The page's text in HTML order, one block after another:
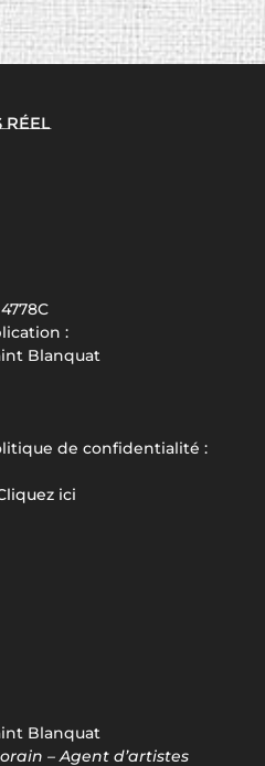
réel
:
Blanquat
de confidentialité :
ici
Blanquat
– Agent d’artistes